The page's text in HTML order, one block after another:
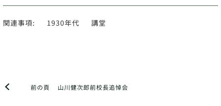
関連事項: 1930年代 講堂
前の頁 山川健次郎前校長追悼会